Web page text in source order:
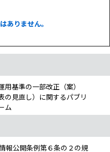
ありません。
基準の一部改正（案）
の見直し）に関するパブリ
ム
報公開条例第６条の２の規